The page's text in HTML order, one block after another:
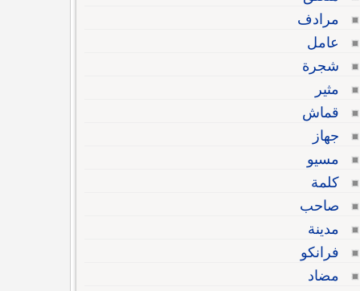
مرادف
عامل
شجرة
مثير
قماش
جهاز
مسيو
كلمة
صاحب
مدينة
فرانكو
مضاد